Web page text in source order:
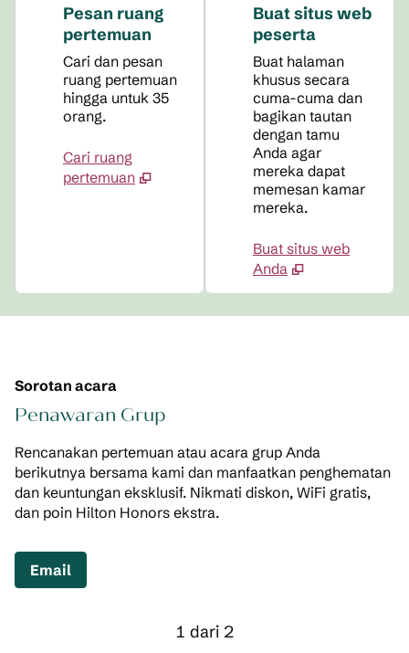
Pesan ruang
pertemuan
Cari dan pesan
ruang pertemuan
hingga untuk 35
orang.
Cari ruang
pertemuan
Buat situs web
peserta
Buat halaman
khusus secara
cuma-cuma dan
bagikan tautan
dengan tamu
Anda agar
mereka dapat
memesan kamar
mereka.
Buat situs web
Anda
Sorotan acara
Penawaran Grup
Rencanakan pertemuan atau acara grup Anda
berikutnya bersama kami dan manfaatkan penghematan
dan keuntungan eksklusif. Nikmati diskon, WiFi gratis,
dan poin Hilton Honors ekstra.
Email,
Korsel 1 dari 2
Korsel Sebelumnya, 2 dari 2
1 dari 2